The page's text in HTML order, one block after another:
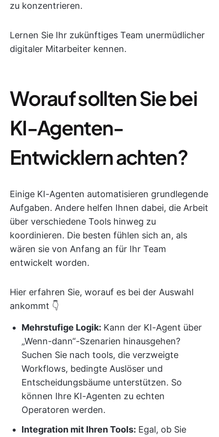
zu konzentrieren.
Lernen Sie Ihr zukünftiges Team unermüdlicher
digitaler Mitarbeiter kennen.
Worauf sollten Sie bei
KI-Agenten-
Entwicklern achten?
Einige KI-Agenten automatisieren grundlegende
Aufgaben. Andere helfen Ihnen dabei, die Arbeit
über verschiedene Tools hinweg zu
koordinieren. Die besten fühlen sich an, als
wären sie von Anfang an für Ihr Team
entwickelt worden.
Hier erfahren Sie, worauf es bei der Auswahl
ankommt 👇
Mehrstufige Logik: Kann der KI-Agent über
„Wenn-dann“-Szenarien hinausgehen?
Suchen Sie nach tools, die verzweigte
Workflows, bedingte Auslöser und
Entscheidungsbäume unterstützen. So
können Ihre KI-Agenten zu echten
Operatoren werden.
Integration mit Ihren Tools: Egal, ob Sie